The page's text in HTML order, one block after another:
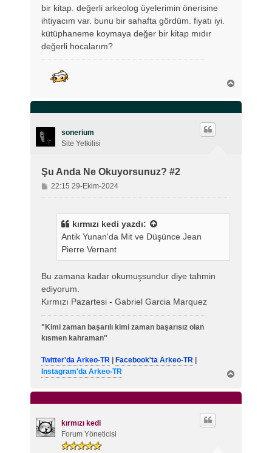
bir kitap. değerli arkeolog üyelerimin önerisine
ihtiyacım var. bunu bir sahafta gördüm. fiyatı iyi.
kütüphaneme koymaya değer bir kitap mıdır
değerli hocalarım?
ş
a
sonerium
Site Yetkilisi
Şu Anda Ne Okuyorsunuz? #2
M
e
22:15 29-Ekim-2024
kırmızı kedi yazdı:
Antik Yunan'da Mit ve Düşünce Jean
Pierre Vernant
Bu zamana kadar okumuşsundur diye tahmin
ediyorum.
Kırmızı Pazartesi - Gabriel Garcia Marquez
"Kimi zaman başarılı kimi zaman başarısız olan
kısmen kahraman"
Twitter'da Arkeo-TR| Facebook'ta Arkeo-TR|
Instagram'da Arkeo-TR
ş
a
kırmızı kedi
Forum Yöneticisi